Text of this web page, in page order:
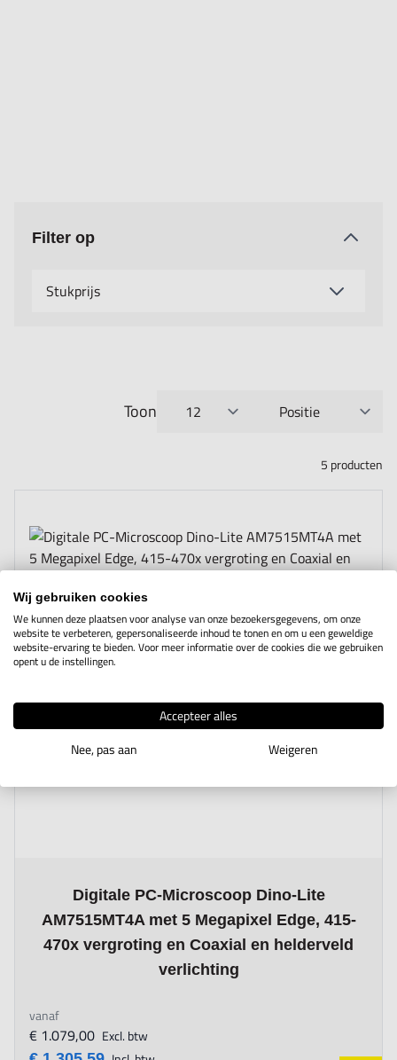
Filter op
Stukprijs
5 producten
Toon
per pagina Sorteer op
Digitale PC-Microscoop Dino-Lite
AM7515MT4A met 5 Megapixel Edge, 415-
470x vergroting en Coaxial en helderveld
verlichting
The price depends on the options chosen on the product page
vanaf
€ 1.079,00 Excl. btw
Wij gebruiken cookies
We kunnen deze plaatsen voor analyse van onze bezoekersgegevens, om onze
website te verbeteren, gepersonaliseerde inhoud te tonen en om u een geweldige
website-ervaring te bieden. Voor meer informatie over de cookies die we gebruiken
opent u de instellingen.
Accepteer alles
Nee, pas aan
Weigeren